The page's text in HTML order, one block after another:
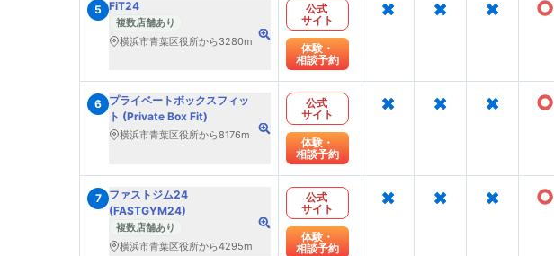
5 FiT24
複数店舗あり
横浜市青葉区役所から3280m
公式
サイト
体験・
相談予約
× × × ○
6 プライベートボックスフィッ
ト (Private Box Fit)
横浜市青葉区役所から8176m
公式
サイト
体験・
相談予約
× × × ○
7
ファストジム24
(FASTGYM24)
複数店舗あり
横浜市青葉区役所から4295m
公式
サイト
体験・
相談予約
× × × ○